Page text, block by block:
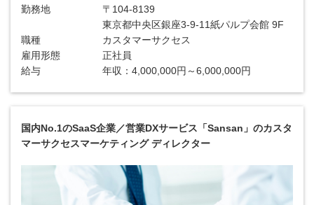
勤務地
〒104-8139
東京都中央区銀座3-9-11紙パルプ会館 9F
職種
カスタマーサクセス
雇用形態
正社員
給与
年収：4,000,000円～6,000,000円
国内No.1のSaaS企業／営業DXサービス「Sansan」のカスタ
マーサクセスマーケティング ディレクター